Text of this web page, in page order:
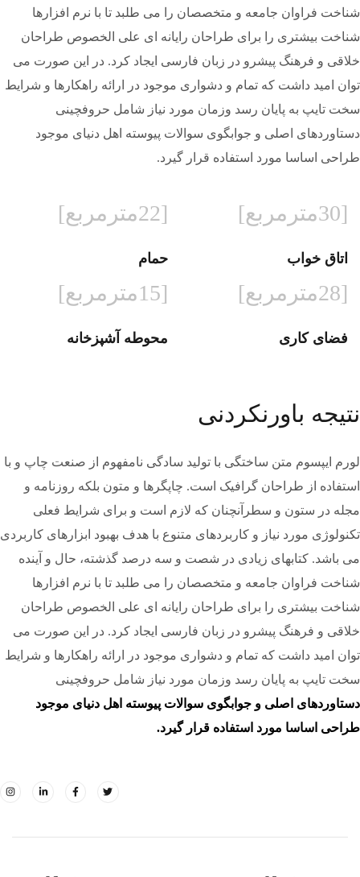
شناخت فراوان جامعه و متخصصان را می طلبد تا با نرم افزارها
شناخت بیشتری را برای طراحان رایانه ای علی الخصوص طراحان
خلاقی و فرهنگ پیشرو در زبان فارسی ایجاد کرد. در این صورت می
توان امید داشت که تمام و دشواری موجود در ارائه راهکارها و شرایط
سخت تایپ به پایان رسد وزمان مورد نیاز شامل حروفچینی
دستاوردهای اصلی و جوابگوی سوالات پیوسته اهل دنیای موجود
طراحی اساسا مورد استفاده قرار گیرد.
[30مترمربع]
اتاق خواب
[22مترمربع]
حمام
[28مترمربع]
فضای کاری
[15مترمربع]
محوطه آشپزخانه
نتیجه باورنکردنی
لورم ایپسوم متن ساختگی با تولید سادگی نامفهوم از صنعت چاپ و با
استفاده از طراحان گرافیک است. چاپگرها و متون بلکه روزنامه و
مجله در ستون و سطرآنچنان که لازم است و برای شرایط فعلی
تکنولوژی مورد نیاز و کاربردهای متنوع با هدف بهبود ابزارهای کاربردی
می باشد. کتابهای زیادی در شصت و سه درصد گذشته، حال و آینده
شناخت فراوان جامعه و متخصصان را می طلبد تا با نرم افزارها
شناخت بیشتری را برای طراحان رایانه ای علی الخصوص طراحان
خلاقی و فرهنگ پیشرو در زبان فارسی ایجاد کرد. در این صورت می
توان امید داشت که تمام و دشواری موجود در ارائه راهکارها و شرایط
سخت تایپ به پایان رسد وزمان مورد نیاز شامل حروفچینی
دستاوردهای اصلی و جوابگوی سوالات پیوسته اهل دنیای موجود
طراحی اساسا مورد استفاده قرار گیرد.